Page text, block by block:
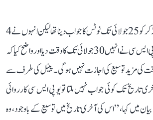
بیان میں کہا گیا ہے کہ کھیڈکر کو 25 جولائی تک نوٹس کا جواب دینا تھا لیکن انہوں نے 4
اگست تک کا وقت مانگا۔ یو پی ایس سی نے انہیں 30 جولائی تک کا وقت دیا اور واضح کیا کہ
کی مزید توسیع کی اجازت نہیں ہوگی۔ پینل کی طرف سے
تاریخ تک کوئی جواب نہیں ملتا تو یو پی ایس سی کارروائی
کہا، ’’اس کی آخری تاریخ میں توسیع کے باوجود، وہ